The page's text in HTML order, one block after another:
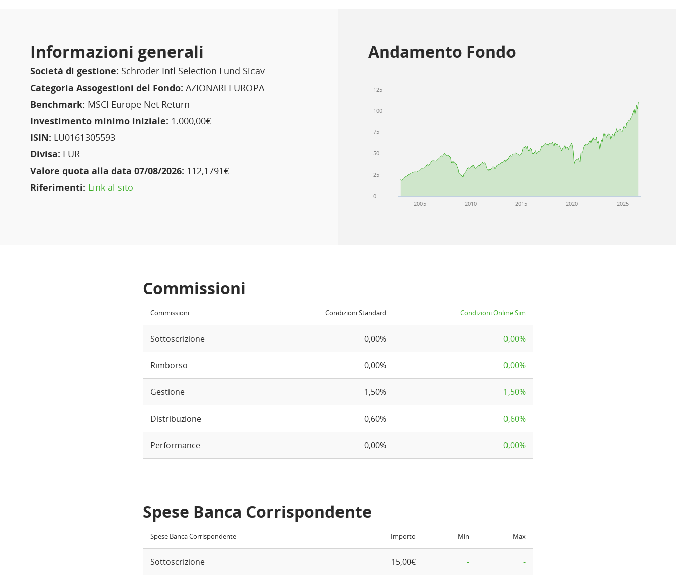
Informazioni generali
Società di gestione: Schroder Intl Selection Fund Sicav
Categoria Assogestioni del Fondo: AZIONARI EUROPA
Benchmark: MSCI Europe Net Return
Investimento minimo iniziale: 1.000,00€
ISIN: LU0161305593
Divisa: EUR
Valore quota alla data 07/08/2026: 112,1791€
Riferimenti: Link al sito
Andamento Fondo
2005 2010 2015 2020 2025
0
25
50
75
100
125
Commissioni
Commissioni Condizioni Standard Condizioni Online Sim
Sottoscrizione 0,00% 0,00%
Rimborso 0,00% 0,00%
Gestione 1,50% 1,50%
Distribuzione 0,60% 0,60%
Performance 0,00% 0,00%
Spese Banca Corrispondente
Spese Banca Corrispondente Importo Min Max
Sottoscrizione 15,00€ - -